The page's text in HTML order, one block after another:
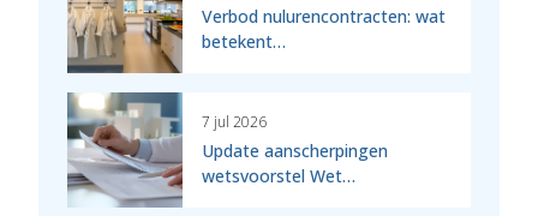
Verbod nulurencontracten: wat
betekent…
7 jul 2026
Update aanscherpingen
wetsvoorstel Wet…